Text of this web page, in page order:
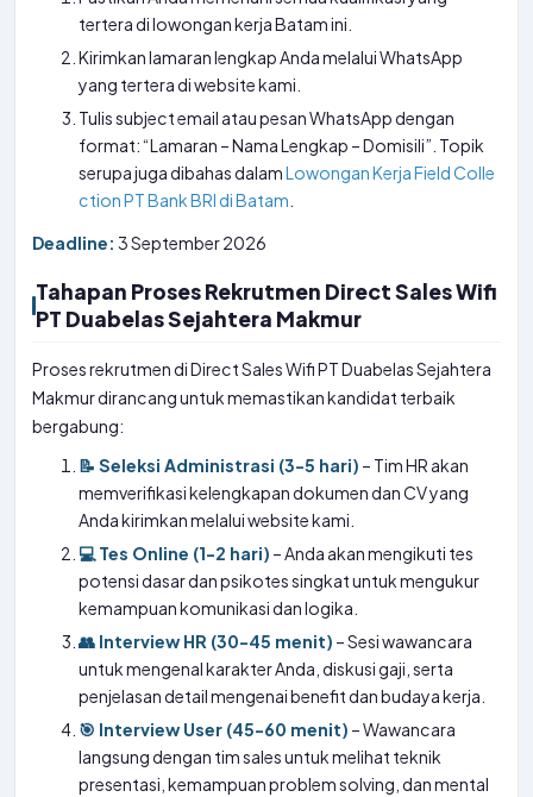
tertera di lowongan kerja Batam ini.
Kirimkan lamaran lengkap Anda melalui WhatsApp
yang tertera di website kami.
Tulis subject email atau pesan WhatsApp dengan
format: “Lamaran – Nama Lengkap – Domisili”. Topik
serupa juga dibahas dalamLowongan Kerja Field Colle
ction PT Bank BRI di Batam
Deadline: 3 September 2026
Tahapan Proses Rekrutmen Direct Sales Wifi
PT Duabelas Sejahtera Makmur
Proses rekrutmen di Direct Sales Wifi PT Duabelas Sejahtera
Makmur dirancang untuk memastikan kandidat terbaik
bergabung:
📝 Seleksi Administrasi (3-5 hari) – Tim HR akan
memverifikasi kelengkapan dokumen dan CV yang
Anda kirimkan melalui website kami.
💻 Tes Online (1-2 hari) – Anda akan mengikuti tes
potensi dasar dan psikotes singkat untuk mengukur
kemampuan komunikasi dan logika.
👥 Interview HR (30-45 menit) – Sesi wawancara
untuk mengenal karakter Anda, diskusi gaji, serta
penjelasan detail mengenai benefit dan budaya kerja.
🎯 Interview User (45-60 menit) – Wawancara
langsung dengan tim sales untuk melihat teknik
presentasi, kemampuan problem solving, dan mental